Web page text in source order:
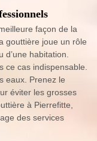
façon de la
gouttière joue un rôle
habitation.
ce cas indispensable.
eaux. Prenez le
éviter les grosses
à Pierrefitte,
des services